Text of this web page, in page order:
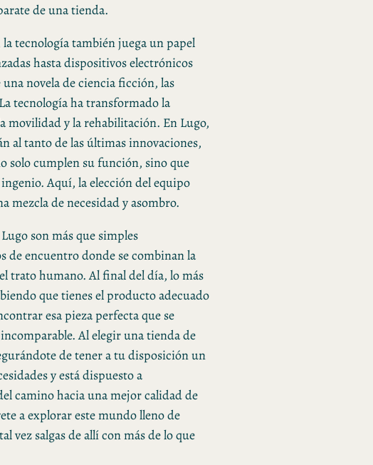
de una tienda.
tecnología también juega un papel
hasta dispositivos electrónicos
novela de ciencia ficción, las
tecnología ha transformado la
movilidad y la rehabilitación. En Lugo,
al tanto de las últimas innovaciones,
solo cumplen su función, sino que
Aquí, la elección del equipo
mezcla de necesidad y asombro.
son más que simples
de encuentro donde se combinan la
trato humano. Al final del día, lo más
que tienes el producto adecuado
esa pieza perfecta que se
Al elegir una tienda de
de tener a tu disposición un
y está dispuesto a
camino hacia una mejor calidad de
a explorar este mundo lleno de
vez salgas de allí con más de lo que